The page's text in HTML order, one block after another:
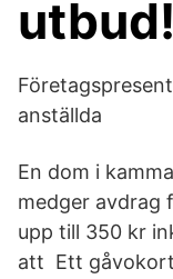
utbud!
anställda
En dom i
medger avdrag
upp till 350 kr
att Ett